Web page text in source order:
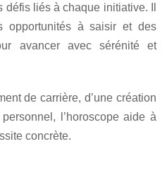
liés à chaque initiative. Il
opportunités à saisir et des
avancer avec sérénité et
de carrière, d’une création
l’horoscope aide à
concrète.